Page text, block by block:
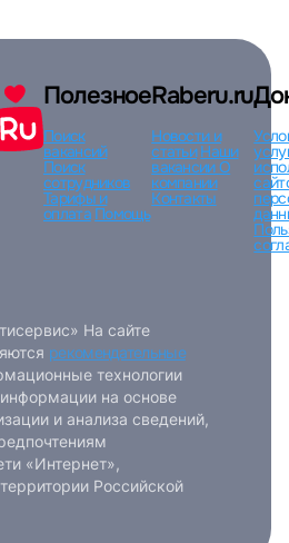
Полезное
Поиск
вакансий
Поиск
сотрудников
Тарифы и
оплата Помощь
Raberu.ru
Новости и
статьи Наши
вакансииО
компании
Контакты
На сайте
рекомендательные
технологии
на основе
и анализа сведений,
«Интернет»,
Российской